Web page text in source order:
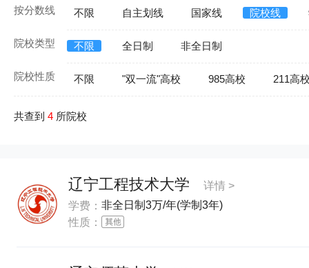
按分数线 不限 自主划线 国家线 院校线
院校类型 不限 全日制 非全日制
院校性质 不限 "双一流"高校 985高校 211高
共查到 4 所院校
辽宁工程技术大学
详情 >
学费： 非全日制3万/年(学制3年)
性质：